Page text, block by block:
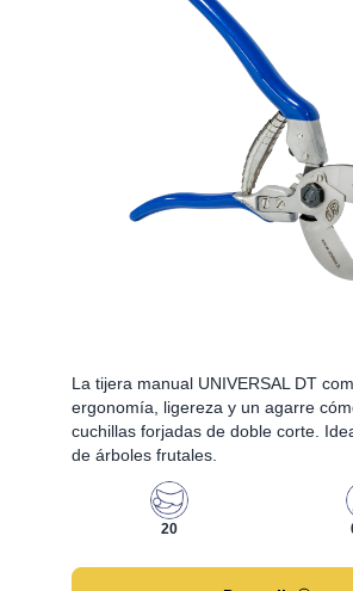
La tijera manual UNIVERSAL DT
ergonomía, ligereza y un agarre
cuchillas forjadas de doble corte.
de árboles frutales.
20